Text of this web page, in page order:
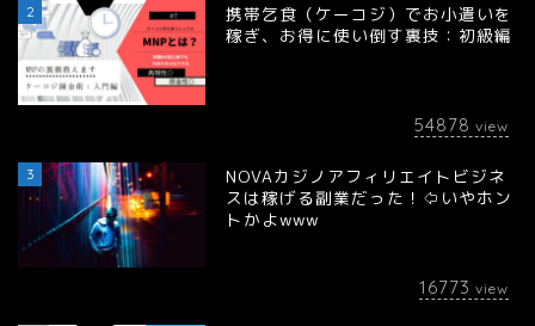
2
携帯乞食（ケーコジ）でお小遣いを
稼ぎ、お得に使い倒す裏技：初級編
54878 view
3
NOVAカジノアフィリエイトビジネ
スは稼げる副業だった！⇦いやホン
トかよwww
16773 view